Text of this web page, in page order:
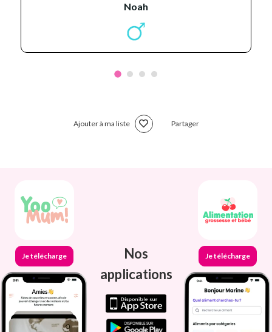
noah
Ajouter à ma liste Partager
Je télécharge
Nos
applications
Je télécharge